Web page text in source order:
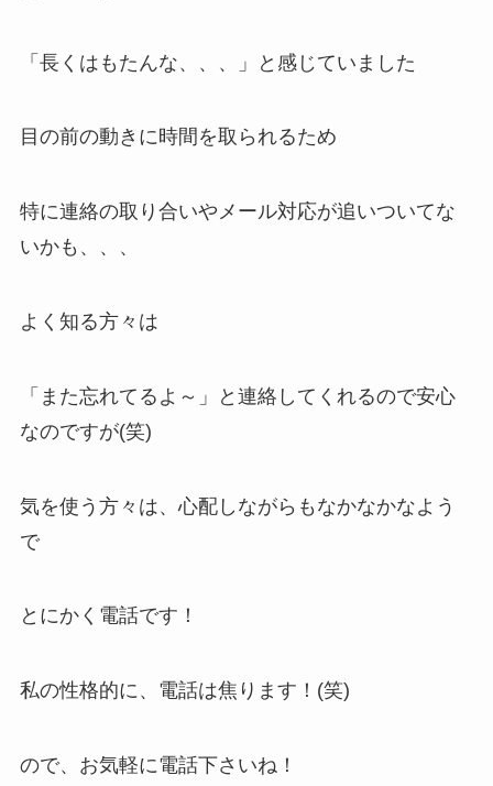
「長くはもたんな、、、」と感じていました
目の前の動きに時間を取られるため
特に連絡の取り合いやメール対応が追いついてな
いかも、、、
よく知る方々は
「また忘れてるよ～」と連絡してくれるので安心
なのですが(笑)
気を使う方々は、心配しながらもなかなかなよう
で
とにかく電話です！
私の性格的に、電話は焦ります！(笑)
ので、お気軽に電話下さいね！